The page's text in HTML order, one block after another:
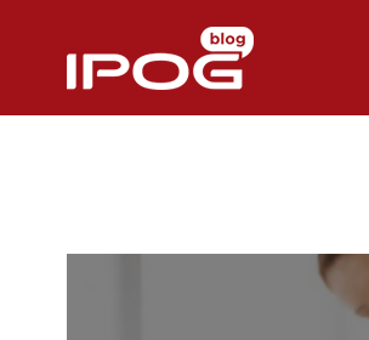
Cirurgia